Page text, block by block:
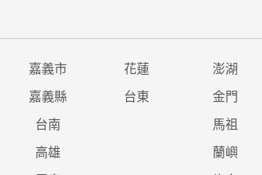
嘉義市 花蓮 澎湖
嘉義縣 台東 金門
台南 馬祖
高雄 蘭嶼